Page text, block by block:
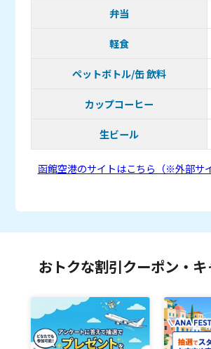
弁当
軽食
ペットボトル/缶 飲料
カップコーヒー
生ビール
函館空港のサイトはこちら（※外部サ
おトクな割引クーポン・